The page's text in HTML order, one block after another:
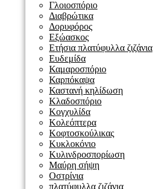
Γλοιοσπόριο
Διαβρώτικα
Δορυφόρος
Εξώασκος
Ετήσια πλατύφυλλα ζιζάνια
Ευδεμίδα
Καμαροσπόριο
Καρπόκαψα
Καστανή κηλίδωση
Κλαδοσπόριο
Κογχυλίδα
Κολεόπτερα
Κοφτοσκούλικας
Κυκλοκόνιο
Κυλινδροσπορίωση
Μαύρη σήψη
Οστρίνια
πλατύφυλλα ζιζάνια